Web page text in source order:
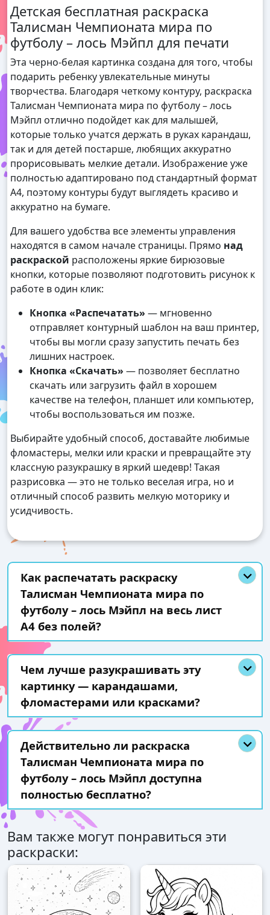
Детская бесплатная раскраска
Талисман Чемпионата мира по
футболу – лось Мэйпл для печати
Эта черно-белая картинка создана для того, чтобы
подарить ребенку увлекательные минуты
творчества. Благодаря четкому контуру, раскраска
Талисман Чемпионата мира по футболу – лось
Мэйпл отлично подойдет как для малышей,
которые только учатся держать в руках карандаш,
так и для детей постарше, любящих аккуратно
прорисовывать мелкие детали. Изображение уже
полностью адаптировано под стандартный формат
А4, поэтому контуры будут выглядеть красиво и
аккуратно на бумаге.
Для вашего удобства все элементы управления
находятся в самом начале страницы. Прямо над
раскраской расположены яркие бирюзовые
кнопки, которые позволяют подготовить рисунок к
работе в один клик:
Кнопка «Распечатать» — мгновенно
отправляет контурный шаблон на ваш принтер,
чтобы вы могли сразу запустить печать без
лишних настроек.
Кнопка «Скачать» — позволяет бесплатно
скачать или загрузить файл в хорошем
качестве на телефон, планшет или компьютер,
чтобы воспользоваться им позже.
Выбирайте удобный способ, доставайте любимые
фломастеры, мелки или краски и превращайте эту
классную разукрашку в яркий шедевр! Такая
разрисовка — это не только веселая игра, но и
отличный способ развить мелкую моторику и
усидчивость.
Как распечатать раскраску
Талисман Чемпионата мира по
футболу – лось Мэйпл на весь лист
А4 без полей?
Чем лучше разукрашивать эту
картинку — карандашами,
фломастерами или красками?
Действительно ли раскраска
Талисман Чемпионата мира по
футболу – лось Мэйпл доступна
полностью бесплатно?
Вам также могут понравиться эти
раскраски: